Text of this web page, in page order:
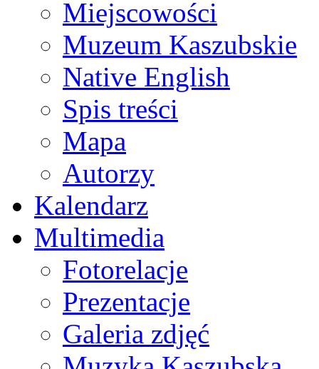
Miejscowości
Muzeum Kaszubskie
Native English
Spis treści
Mapa
Autorzy
Kalendarz
Multimedia
Fotorelacje
Prezentacje
Galeria zdjęć